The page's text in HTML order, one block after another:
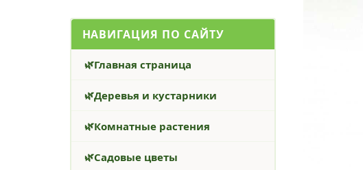
НАВИГАЦИЯ ПО САЙТУ
Главная страница
Деревья и кустарники
Комнатные растения
Садовые цветы